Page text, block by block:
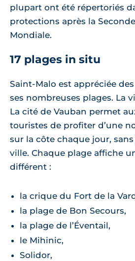
plupart ont été répertoriés
protections après la
Mondiale.
17 plages in situ
Saint-Malo est appréciée
ses nombreuses plages. La
La cité de Vauban permet
touristes de profiter d’une
sur la côte chaque jour,
ville. Chaque plage affiche
différent :
la crique du Fort de la
la plage de Bon Secours,
la plage de l’Éventail,
le Mihinic,
Solidor,